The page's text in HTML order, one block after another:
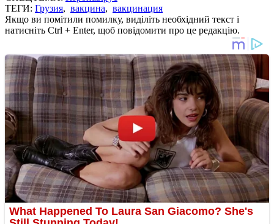
ТЕГИ: Грузия, вакцина, вакцинация
Якщо ви помітили помилку, виділіть необхідний текст і
натисніть Ctrl + Enter, щоб повідомити про це редакцію.